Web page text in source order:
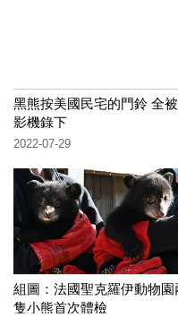
黑熊按美國民宅的門鈴 全
影機錄下
2022-07-29
組圖：法國聖克羅伊動物園
隻小熊首次體檢